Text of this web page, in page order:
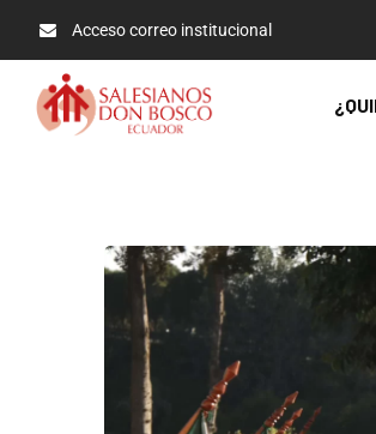
Acceso correo institucional